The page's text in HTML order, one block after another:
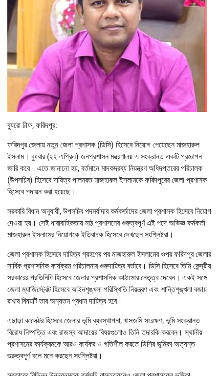
ব্যুরো চীফ, ফরিদপুর:
ফরিদপুর জেলায় নতুন জেলা প্রশাসক (ডিসি) হিসেবে নিয়োগ পেয়েছেন মাজহারুল
ইসলাম। বুধবার (২২ এপ্রিল) জনপ্রশাসন মন্ত্রণালয় এ সংক্রান্ত একটি প্রজ্ঞাপন
জারি করে। এতে জানানো হয়, বর্তমানে মাদকদ্রব্য নিয়ন্ত্রণ অধিদপ্তরের পরিচালক
(উপসচিব) হিসেবে দায়িত্ব পালনরত মাজহারুল ইসলামকে ফরিদপুরের জেলা প্রশাসক
হিসেবে পদায়ন করা হয়েছে।
সরকারি বিধান অনুযায়ী, উপসচিব পদমর্যাদার কর্মকর্তাদের জেলা প্রশাসক হিসেবে নিয়োগ
দেওয়া হয়। সেই ধারাবাহিকতায় মাঠ প্রশাসনের গুরুত্বপূর্ণ এই পদে অভিজ্ঞ কর্মকর্তা
মাজহারুল ইসলামের নিয়োগকে ইতিবাচক হিসেবে দেখছেন সংশ্লিষ্টরা।
জেলা প্রশাসক হিসেবে দায়িত্ব গ্রহণের পর মাজহারুল ইসলামের ওপর ফরিদপুর জেলার
সার্বিক প্রশাসনিক কার্যক্রম পরিচালনার গুরুদায়িত্ব বর্তাবে। ডিসি হিসেবে তিনি কেন্দ্রীয়
সরকারের প্রতিনিধি হিসেবে জেলার প্রশাসনিক কাঠামোর নেতৃত্ব দেবেন। একই সঙ্গে
জেলা ম্যাজিস্ট্রেট হিসেবে আইনশৃঙ্খলা পরিস্থিতি নিয়ন্ত্রণ এবং শান্তিশৃঙ্খলা বজায়
রাখার বিষয়টি তার অন্যতম প্রধান দায়িত্ব হবে।
এছাড়া কালেক্টর হিসেবে জেলার ভূমি ব্যবস্থাপনা, খাসজমি সংরক্ষণ, ভূমি সংক্রান্ত
বিরোধ নিষ্পত্তি এবং রাজস্ব আদায়ের বিষয়গুলোও তিনি তদারকি করবেন। স্থানীয়
প্রশাসনের কার্যক্রমকে আরও কার্যকর ও গতিশীল করতে ডিসির ভূমিকা অত্যন্ত
গুরুত্বপূর্ণ বলে মনে করছেন সংশ্লিষ্টরা।